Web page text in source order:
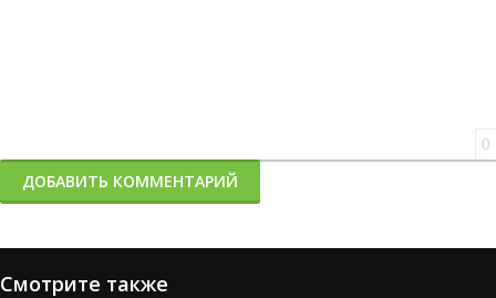
0
ДОБАВИТЬ КОММЕНТАРИЙ
Смотрите также